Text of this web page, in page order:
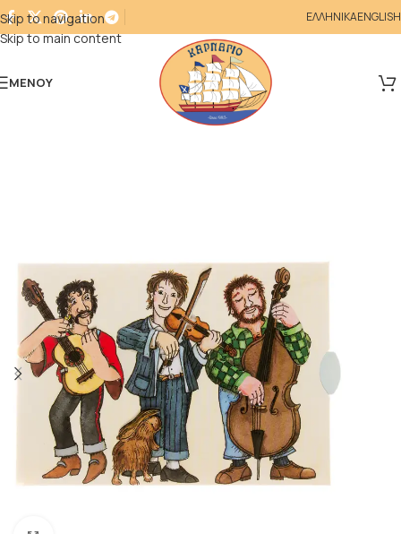
Skip to navigation
Skip to main content
ΕΛΛΗΝΙΚΑENGLISH
ΜΕΝΟΎ